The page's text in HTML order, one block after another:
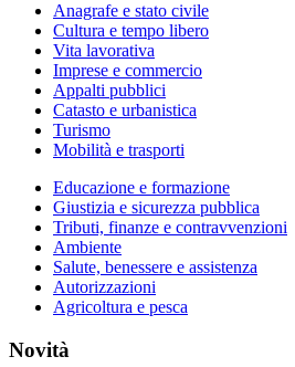
Anagrafe e stato civile
Cultura e tempo libero
Vita lavorativa
Imprese e commercio
Appalti pubblici
Catasto e urbanistica
Turismo
Mobilità e trasporti
Educazione e formazione
Giustizia e sicurezza pubblica
Tributi, finanze e contravvenzioni
Ambiente
Salute, benessere e assistenza
Autorizzazioni
Agricoltura e pesca
Novità